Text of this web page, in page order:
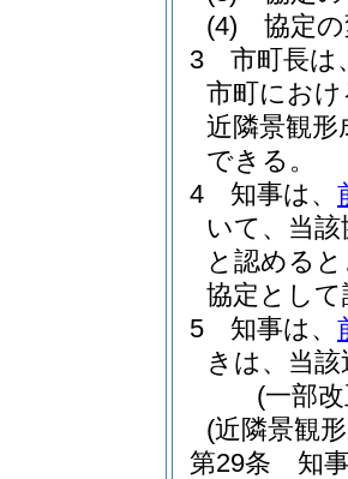
(4)
協定
3
市町長は
市町にお
近隣景観
できる。
4
知事は、
いて、当
と認める
協定とし
5
知事は、
きは、当
(一部
(近隣景観
第29条
知